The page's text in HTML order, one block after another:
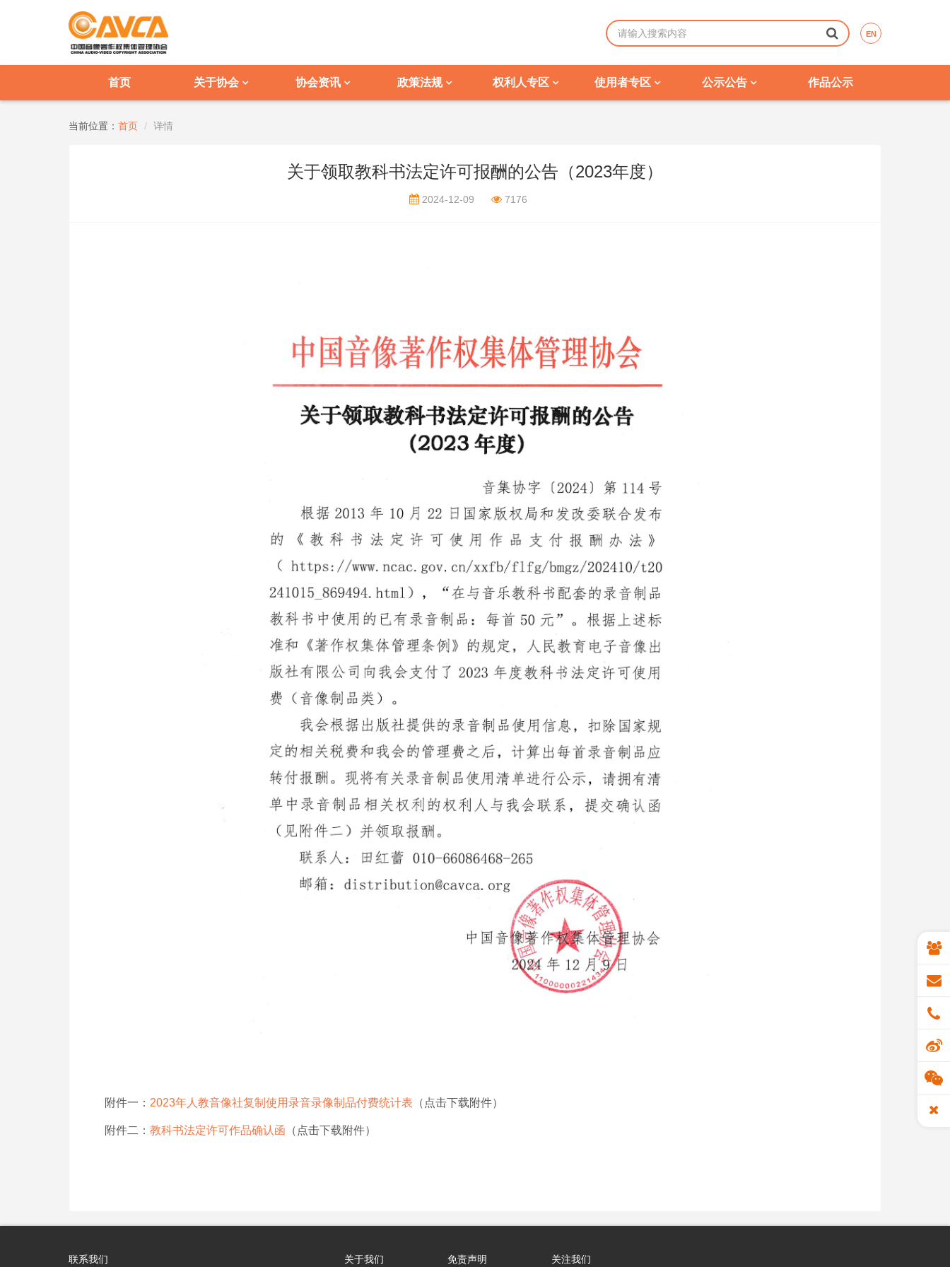
EN
首页 关于协会 协会资讯 政策法规 权利人专区 使用者专区 公示公告 作品公示
当前位置： 首页 详情
关于领取教科书法定许可报酬的公告（2023年度）
2024-12-09 7176
附件一： 2023年人教音像社复制使用录音录像制品付费统计表 （点击下载附件）
附件二： 教科书法定许可作品确认函 （点击下载附件）
联系我们 关于我们 免责声明 关注我们